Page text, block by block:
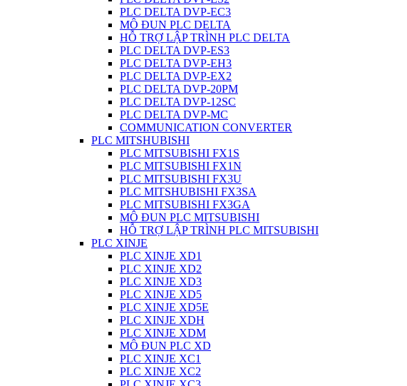
PLC DELTA DVP-EC3
MÔ ĐUN PLC DELTA
HỖ TRỢ LẬP TRÌNH PLC DELTA
PLC DELTA DVP-ES3
PLC DELTA DVP-EH3
PLC DELTA DVP-EX2
PLC DELTA DVP-20PM
PLC DELTA DVP-12SC
PLC DELTA DVP-MC
COMMUNICATION CONVERTER
PLC MITSHUBISHI
PLC MITSUBISHI FX1S
PLC MITSUBISHI FX1N
PLC MITSUBISHI FX3U
PLC MITSHUBISHI FX3SA
PLC MITSUBISHI FX3GA
MÔ ĐUN PLC MITSUBISHI
HỖ TRỢ LẬP TRÌNH PLC MITSUBISHI
PLC XINJE
PLC XINJE XD1
PLC XINJE XD2
PLC XINJE XD3
PLC XINJE XD5
PLC XINJE XD5E
PLC XINJE XDH
PLC XINJE XDM
MÔ ĐUN PLC XD
PLC XINJE XC1
PLC XINJE XC2